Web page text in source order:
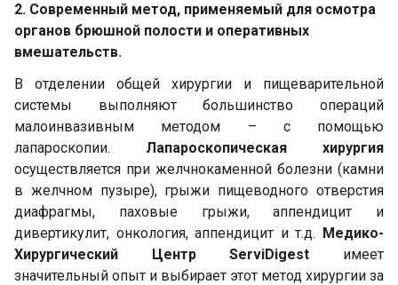
2. Современный метод, применяемый для осмотра
органов брюшной полости и оперативных
вмешательств.
В отделении общей хирургии и пищеварительной
системы выполняют большинство операций
малоинвазивным методом – с помощью
лапароскопии. Лапароскопическая хирургия
осуществляется при желчнокаменной болезни (камни
в желчном пузыре), грыжи пищеводного отверстия
диафрагмы, паховые грыжи, аппендицит и
дивертикулит, онкология, аппендицит и т.д. Медико-
Хирургический Центр ServiDigest имеет
значительный опыт и выбирает этот метод хирургии за